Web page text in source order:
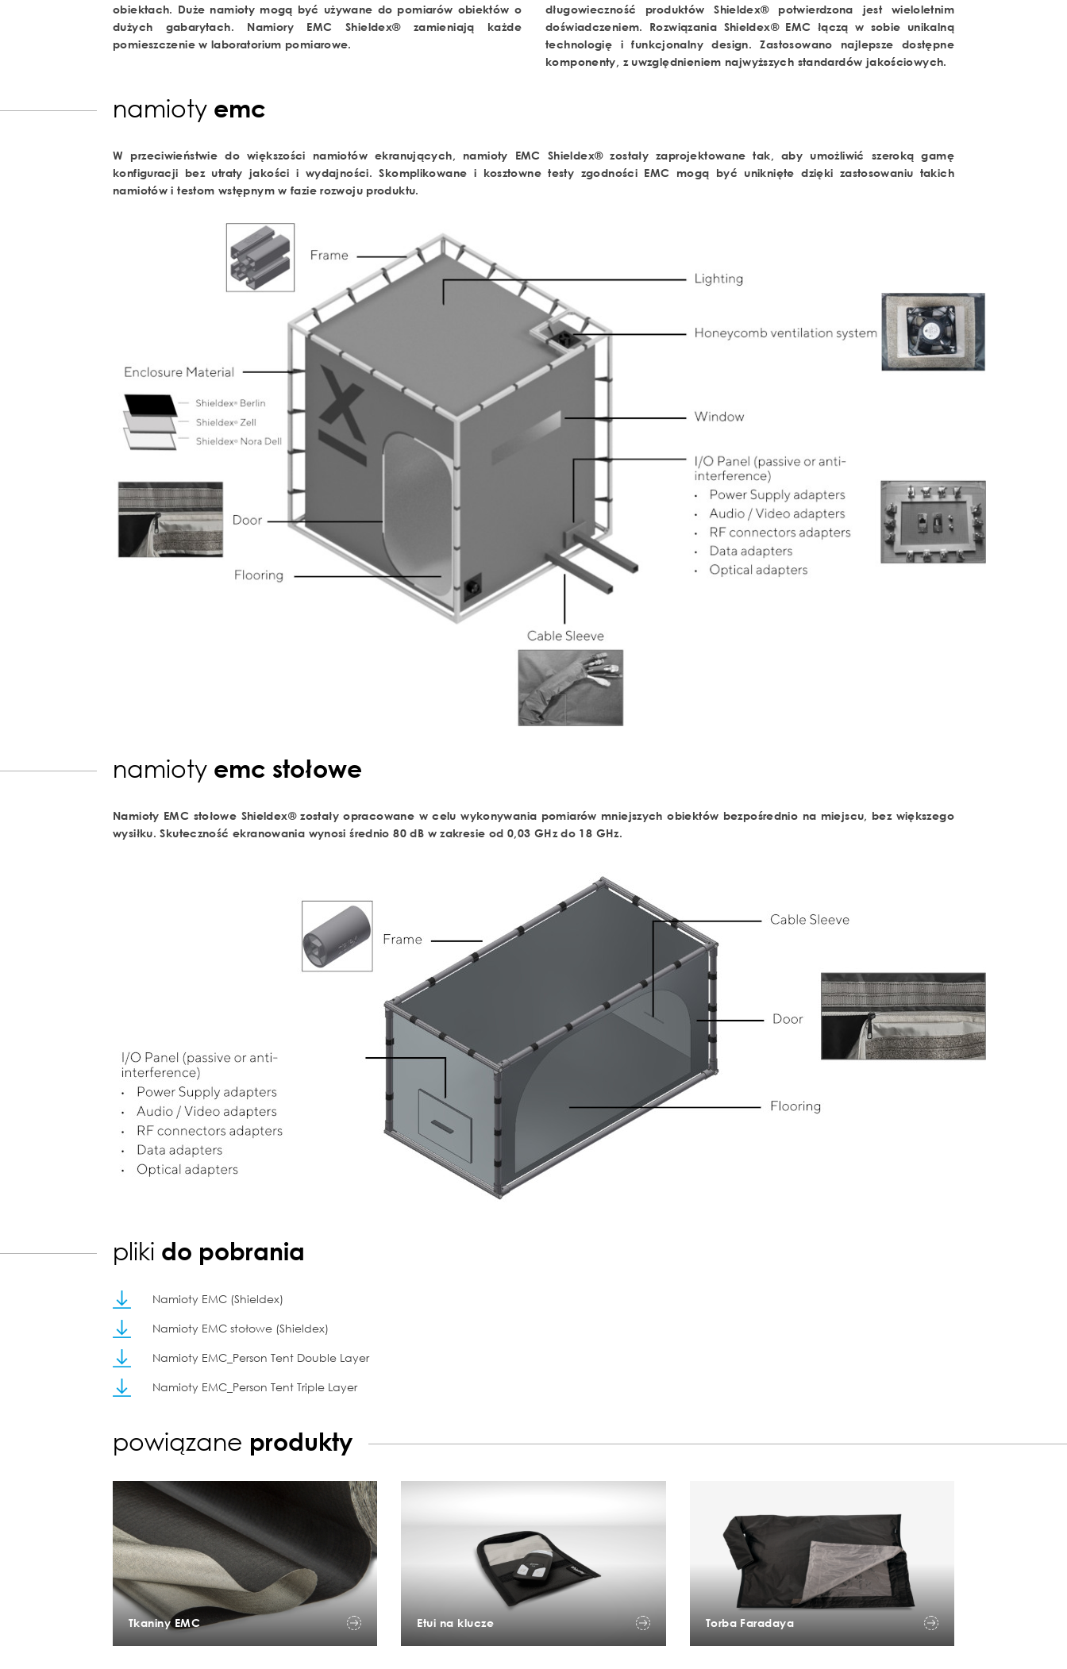
obiektach. Duże namioty mogą być używane do pomiarów obiektów o
dużych gabarytach. Namiory EMC Shieldex® zamieniają każde
pomieszczenie w laboratorium pomiarowe.
długowieczność produktów Shieldex® potwierdzona jest wieloletnim
doświadczeniem. Rozwiązania Shieldex® EMC łączą w sobie unikalną
technologię i funkcjonalny design. Zastosowano najlepsze dostępne
komponenty, z uwzględnieniem najwyższych standardów jakościowych.
namioty emc
W przeciwieństwie do większości namiotów ekranujących, namioty EMC Shieldex® zostały zaprojektowane tak, aby umożliwić szeroką gamę
konfiguracji bez utraty jakości i wydajności. Skomplikowane i kosztowne testy zgodności EMC mogą być uniknięte dzięki zastosowaniu takich
namiotów i testom wstępnym w fazie rozwoju produktu.
namioty emc stołowe
Namioty EMC stołowe Shieldex® zostały opracowane w celu wykonywania pomiarów mniejszych obiektów bezpośrednio na miejscu, bez większego
wysiłku. Skuteczność ekranowania wynosi średnio 80 dB w zakresie od 0,03 GHz do 18 GHz.
pliki do pobrania
Namioty EMC (Shieldex)
Namioty EMC stołowe (Shieldex)
Namioty EMC_Person Tent Double Layer
Namioty EMC_Person Tent Triple Layer
powiązane produkty
Tkaniny EMC Etui na klucze Torba Faradaya